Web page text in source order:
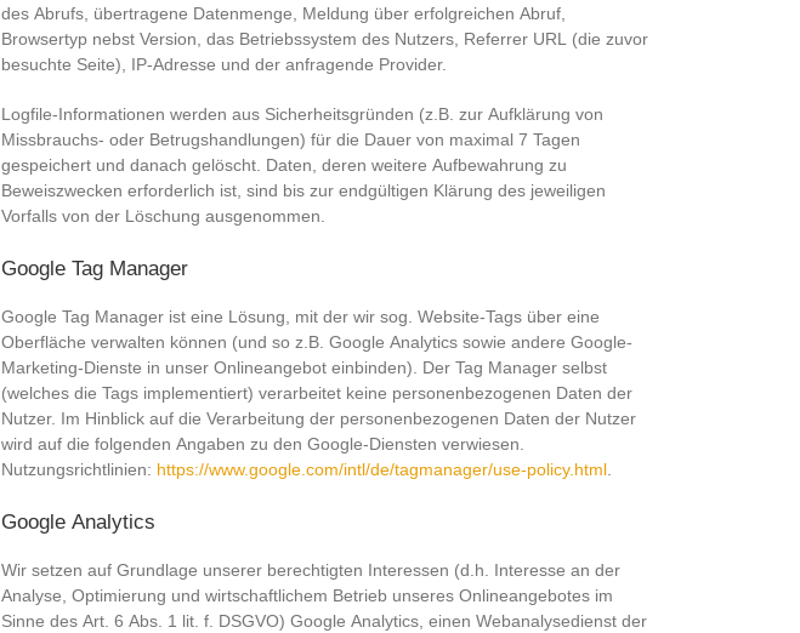
des Abrufs, übertragene Datenmenge, Meldung über erfolgreichen Abruf,
Browsertyp nebst Version, das Betriebssystem des Nutzers, Referrer URL (die zuvor
besuchte Seite), IP-Adresse und der anfragende Provider.
Logfile-Informationen werden aus Sicherheitsgründen (z.B. zur Aufklärung von
Missbrauchs- oder Betrugshandlungen) für die Dauer von maximal 7 Tagen
gespeichert und danach gelöscht. Daten, deren weitere Aufbewahrung zu
Beweiszwecken erforderlich ist, sind bis zur endgültigen Klärung des jeweiligen
Vorfalls von der Löschung ausgenommen.
Google Tag Manager
Google Tag Manager ist eine Lösung, mit der wir sog. Website-Tags über eine
Oberfläche verwalten können (und so z.B. Google Analytics sowie andere Google-
Marketing-Dienste in unser Onlineangebot einbinden). Der Tag Manager selbst
(welches die Tags implementiert) verarbeitet keine personenbezogenen Daten der
Nutzer. Im Hinblick auf die Verarbeitung der personenbezogenen Daten der Nutzer
wird auf die folgenden Angaben zu den Google-Diensten verwiesen.
Nutzungsrichtlinien: https://www.google.com/intl/de/tagmanager/use-policy.html
Google Analytics
Wir setzen auf Grundlage unserer berechtigten Interessen (d.h. Interesse an der
Analyse, Optimierung und wirtschaftlichem Betrieb unseres Onlineangebotes im
Sinne des Art. 6 Abs. 1 lit. f. DSGVO) Google Analytics, einen Webanalysedienst der